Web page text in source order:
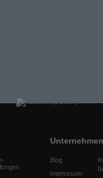
Unternehmen
Blog
Impressum